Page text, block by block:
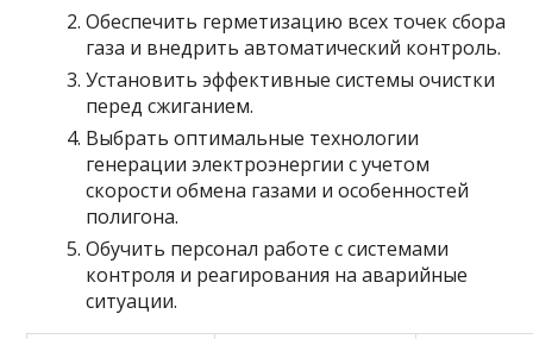
Обеспечить герметизацию всех точек сбора
газа и внедрить автоматический контроль.
Установить эффективные системы очистки
перед сжиганием.
Выбрать оптимальные технологии
генерации электроэнергии с учетом
скорости обмена газами и особенностей
полигона.
Обучить персонал работе с системами
контроля и реагирования на аварийные
ситуации.